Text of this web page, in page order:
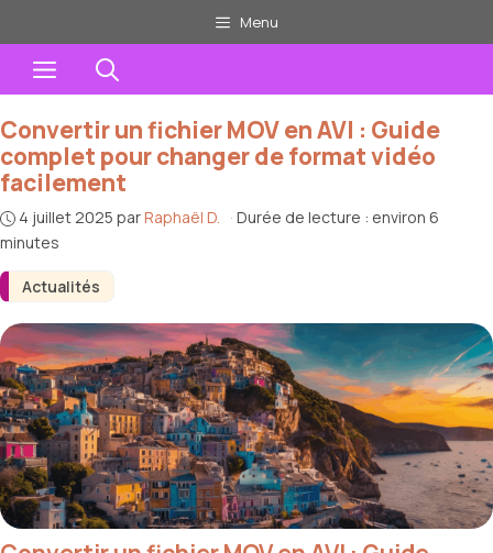
au
contenu
Menu
Menu
Actualités
Convertir un fichier MOV en AVI : Guide
complet pour changer de format vidéo
facilement
4 juillet 2025 parRaphaël D. · Durée de lecture : environ 6
minutes